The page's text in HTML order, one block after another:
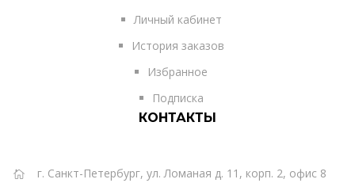
Личный кабинет
История заказов
Избранное
Подписка
КОНТАКТЫ
г. Санкт-Петербург, ул. Ломаная д. 11, корп. 2, офис 8